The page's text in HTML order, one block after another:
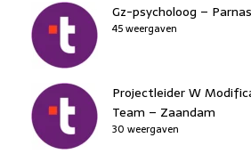
Gz-psycholoog –
45 weergaven
Projectleider W
Team – Zaandam
30 weergaven